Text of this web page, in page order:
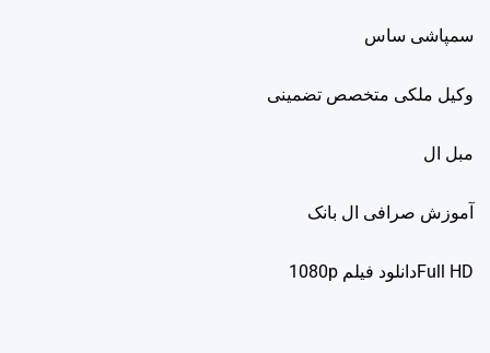
سمپاشی ساس
وکیل ملکی متخصص تضمینی
مبل ال
آموزش صرافی ال بانک
Full HDدانلود فيلم 1080p